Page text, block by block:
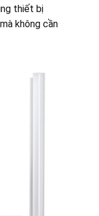
thiết bị
không cần